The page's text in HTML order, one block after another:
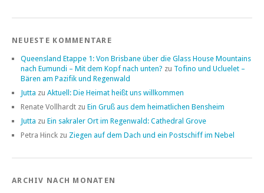
NEUESTE KOMMENTARE
Queensland Etappe 1: Von Brisbane über die Glass House Mountains
nach Eumundi – Mit dem Kopf nach unten? zu Tofino und Ucluelet –
Bären am Pazifik und Regenwald
Jutta zu Aktuell: Die Heimat heißt uns willkommen
Renate Vollhardt zu Ein Gruß aus dem heimatlichen Bensheim
Jutta zu Ein sakraler Ort im Regenwald: Cathedral Grove
Petra Hinck zu Ziegen auf dem Dach und ein Postschiff im Nebel
ARCHIV NACH MONATEN